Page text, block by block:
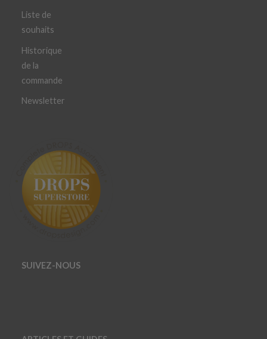
Liste de
souhaits
Historique
de la
commande
Newsletter
SUIVEZ-NOUS